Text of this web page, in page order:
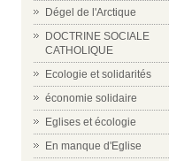
Dégel de l'Arctique
DOCTRINE SOCIALE
CATHOLIQUE
Ecologie et solidarités
économie solidaire
Eglises et écologie
En manque d'Eglise